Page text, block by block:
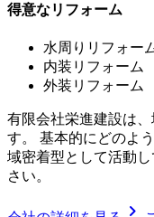
得意なリフォーム
水周りリフォー
内装リフォーム
外装リフォーム
有限会社栄進建設は
す。 基本的にどのよ
域密着型として活動
さい。
chevron_right